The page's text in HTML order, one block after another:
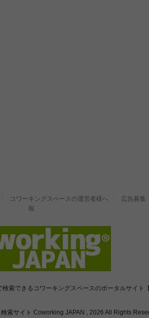
コワーキングスペースの運営者様へ
広告募集
報
索できるコワーキングスペースのポータルサイト
索サイト Coworking JAPAN , 2026 All Rights